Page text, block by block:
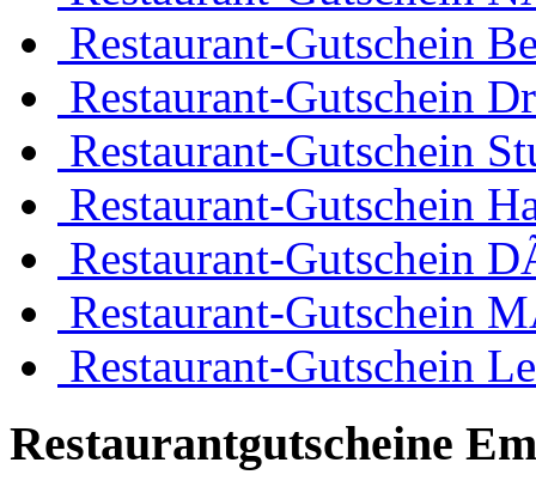
Restaurant-Gutschein
Restaurant-Gutschein
Restaurant-Gutschein
Restaurant-Gutschein
Restaurant-Gutschein
Restaurant-Gutschein
Restaurant-Gutschein
Restaurantgutscheine